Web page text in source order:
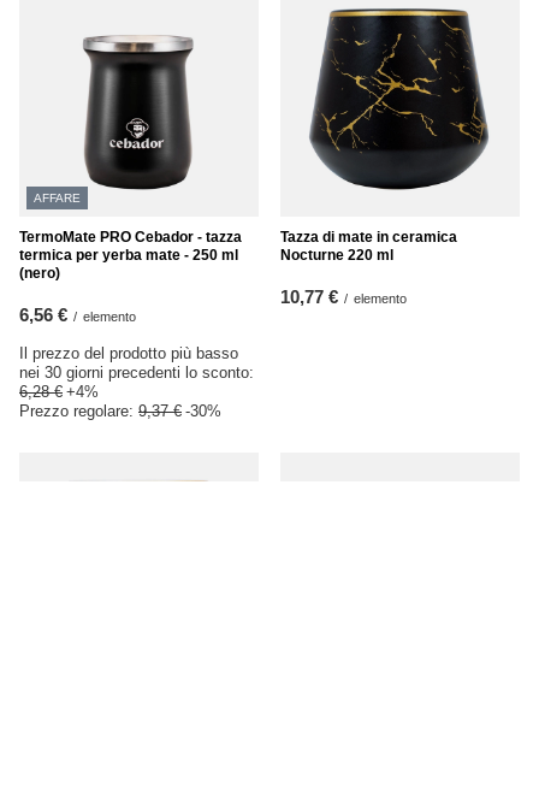
AFFARE
TermoMate PRO Cebador - tazza
termica per yerba mate - 250 ml
(nero)
6,56 € / elemento
Il prezzo del prodotto più basso
nei 30 giorni precedenti lo sconto:
6,28 € +4%
Prezzo regolare: 9,37 € -30%
Tazza di mate in ceramica
Nocturne 220 ml
10,77 € / elemento